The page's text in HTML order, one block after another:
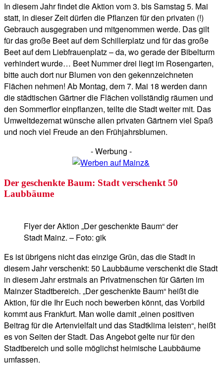
In diesem Jahr findet die Aktion vom 3. bis Samstag 5. Mai
statt, in dieser Zeit dürfen die Pflanzen für den privaten (!)
Gebrauch ausgegraben und mitgenommen werde. Das gilt
für das große Beet auf dem Schillerplatz und für das große
Beet auf dem Liebfrauenplatz – da, wo gerade der Bibelturm
verhindert wurde… Beet Nummer drei liegt im Rosengarten,
bitte auch dort nur Blumen von den gekennzeichneten
Flächen nehmen! Ab Montag, dem 7. Mai 18 werden dann
die städtischen Gärtner die Flächen vollständig räumen und
den Sommerflor einpflanzen, teilte die Stadt weiter mit. Das
Umweltdezernat wünsche allen privaten Gärtnern viel Spaß
und noch viel Freude an den Frühjahrsblumen.
- Werbung -
Der geschenkte Baum: Stadt verschenkt 50
Laubbäume
Flyer der Aktion „Der geschenkte Baum“ der
Stadt Mainz. – Foto: gik
Es ist übrigens nicht das einzige Grün, das die Stadt in
diesem Jahr verschenkt: 50 Laubbäume verschenkt die Stadt
in diesem Jahr erstmals an Privatmenschen für Gärten im
Mainzer Stadtbereich. „Der geschenkte Baum“ heißt die
Aktion, für die Ihr Euch noch bewerben könnt, das Vorbild
kommt aus Frankfurt. Man wolle damit „einen positiven
Beitrag für die Artenvielfalt und das Stadtklima leisten“, heißt
es von Seiten der Stadt. Das Angebot gelte nur für den
Stadtbereich und solle möglichst heimische Laubbäume
umfassen.